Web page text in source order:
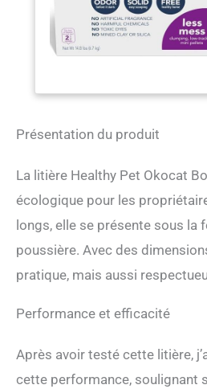
Présentation du produit
La litière Healthy Pet Okocat
écologique pour les
longs, elle se présente sous
poussière. Avec des
pratique, mais aussi
Performance et efficacité
Après avoir testé cette litière,
cette performance, soulignant